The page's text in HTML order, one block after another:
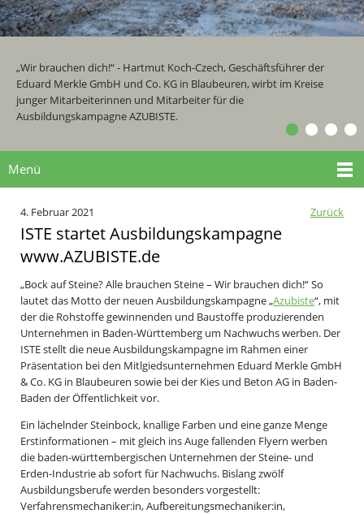
„Wir brauchen dich!“ - Hartmut Koch-Czech, Geschäftsführer der
Eduard Merkle GmbH und Co. KG in Blaubeuren, wirbt im Kreise
junger Mitarbeiterinnen und Mitarbeiter für die
Ausbildungskampagne AZUBISTE.
Menü
Zurück
4. Februar 2021
ISTE startet Ausbildungskampagne
www.AZUBISTE.de
„Bock auf Steine? Alle brauchen Steine – Wir brauchen dich!“ So
lautet das Motto der neuen Ausbildungskampagne „Azubiste“, mit
der die Rohstoffe gewinnenden und Baustoffe produzierenden
Unternehmen in Baden-Württemberg um Nachwuchs werben. Der
ISTE stellt die neue Ausbildungskampagne im Rahmen einer
Präsentation bei den Mitlgiedsunternehmen Eduard Merkle GmbH
& Co. KG in Blaubeuren sowie bei der Kies und Beton AG in Baden-
Baden der Öffentlichkeit vor.
Ein lächelnder Steinbock, knallige Farben und eine ganze Menge
Erstinformationen – mit gleich ins Auge fallenden Flyern werben
die baden-württembergischen Unternehmen der Steine- und
Erden-Industrie ab sofort für Nachwuchs. Bislang zwölf
Ausbildungsberufe werden besonders vorgestellt:
Verfahrensmechaniker:in, Aufbereitungsmechaniker:in,